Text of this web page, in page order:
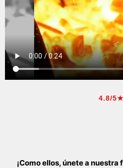
4.8/5★
¡Como ellos, únete a